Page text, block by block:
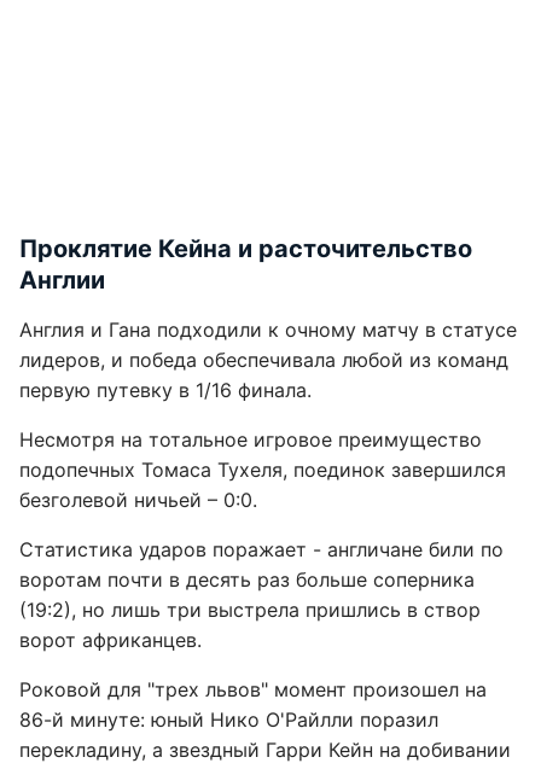
Проклятие Кейна и расточительство
Англии
Англия и Гана подходили к очному матчу в статусе
лидеров, и победа обеспечивала любой из команд
первую путевку в 1/16 финала.
Несмотря на тотальное игровое преимущество
подопечных Томаса Тухеля, поединок завершился
безголевой ничьей – 0:0.
Статистика ударов поражает - англичане били по
воротам почти в десять раз больше соперника
(19:2), но лишь три выстрела пришлись в створ
ворот африканцев.
Роковой для "трех львов" момент произошел на
86-й минуте: юный Нико О'Райлли поразил
перекладину, а звездный Гарри Кейн на добивании